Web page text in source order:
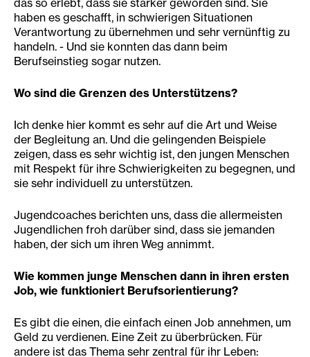
das so erlebt, dass sie stärker geworden sind. Sie
haben es geschafft, in schwierigen Situationen
Verantwortung zu übernehmen und sehr vernünftig zu
handeln. - Und sie konnten das dann beim
Berufseinstieg sogar nutzen.
Wo sind die Grenzen des Unterstützens?
Ich denke hier kommt es sehr auf die Art und Weise
der Begleitung an. Und die gelingenden Beispiele
zeigen, dass es sehr wichtig ist, den jungen Menschen
mit Respekt für ihre Schwierigkeiten zu begegnen, und
sie sehr individuell zu unterstützen.
Jugendcoaches berichten uns, dass die allermeisten
Jugendlichen froh darüber sind, dass sie jemanden
haben, der sich um ihren Weg annimmt.
Wie kommen junge Menschen dann in ihren ersten
Job, wie funktioniert Berufsorientierung?
Es gibt die einen, die einfach einen Job annehmen, um
Geld zu verdienen. Eine Zeit zu überbrücken. Für
andere ist das Thema sehr zentral für ihr Leben: